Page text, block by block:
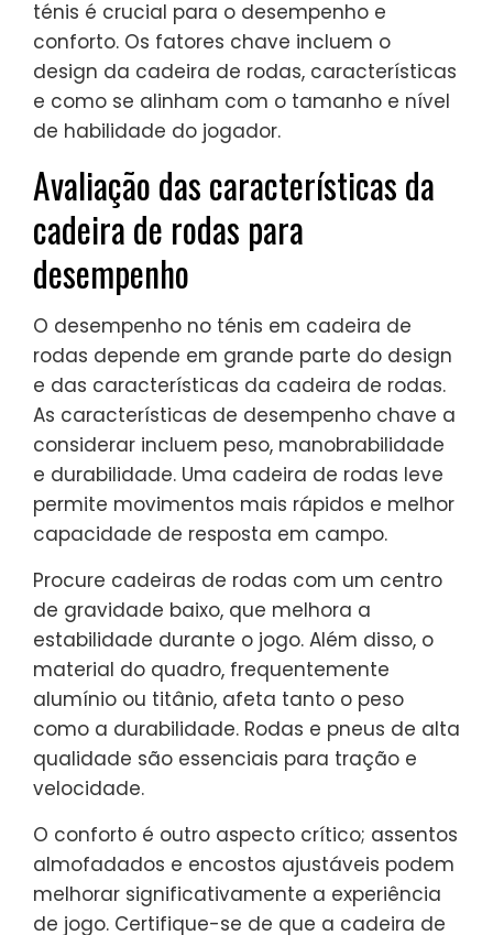
ténis é crucial para o desempenho e
conforto. Os fatores chave incluem o
design da cadeira de rodas, características
e como se alinham com o tamanho e nível
de habilidade do jogador.
Avaliação das características da
cadeira de rodas para
desempenho
O desempenho no ténis em cadeira de
rodas depende em grande parte do design
e das características da cadeira de rodas.
As características de desempenho chave a
considerar incluem peso, manobrabilidade
e durabilidade. Uma cadeira de rodas leve
permite movimentos mais rápidos e melhor
capacidade de resposta em campo.
Procure cadeiras de rodas com um centro
de gravidade baixo, que melhora a
estabilidade durante o jogo. Além disso, o
material do quadro, frequentemente
alumínio ou titânio, afeta tanto o peso
como a durabilidade. Rodas e pneus de alta
qualidade são essenciais para tração e
velocidade.
O conforto é outro aspecto crítico; assentos
almofadados e encostos ajustáveis podem
melhorar significativamente a experiência
de jogo. Certifique-se de que a cadeira de